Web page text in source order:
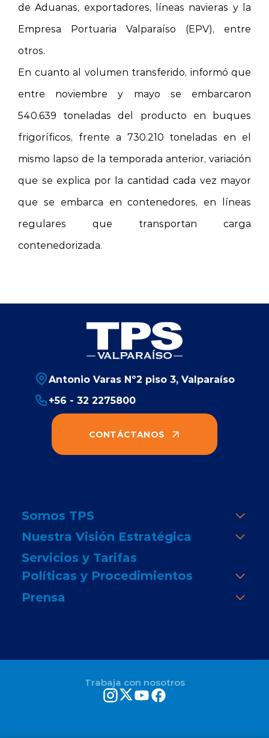
de Aduanas, exportadores, líneas navieras y la
Empresa Portuaria Valparaíso (EPV), entre
otros.
En cuanto al volumen transferido, informó que
entre noviembre y mayo se embarcaron
540.639 toneladas del producto en buques
frigoríficos, frente a 730.210 toneladas en el
mismo lapso de la temporada anterior, variación
que se explica por la cantidad cada vez mayor
que se embarca en contenedores, en líneas
regulares que transportan carga
contenedorizada.
Antonio Varas Nº2 piso 3, Valparaíso
+56 - 32 2275800
CONTÁCTANOS
Somos TPS
Nuestra Visión Estratégica
Servicios y Tarifas
Políticas y Procedimientos
Prensa
Trabaja con nosotros